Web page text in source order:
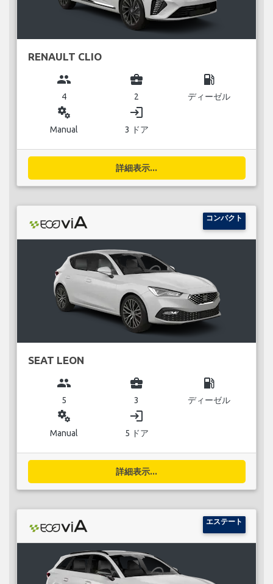
RENAULT CLIO
group
4
business_center
2
local_gas_station
ディーゼル
miscellaneous_services
Manual
login
3 ドア
詳細表示...
コンパクト
SEAT LEON
group
5
business_center
3
local_gas_station
ディーゼル
miscellaneous_services
Manual
login
5 ドア
詳細表示...
エステート